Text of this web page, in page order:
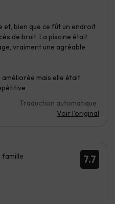
et, bien que ce fût un endroit
de bruit. La piscine était
vraiment une agréable
mais elle était
Traduction automatique
Voir l'original
7.7
famille